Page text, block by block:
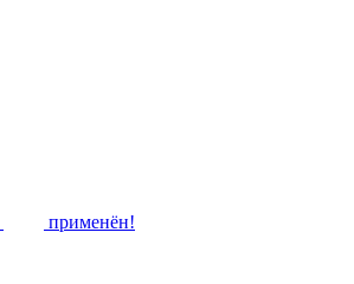
применён!